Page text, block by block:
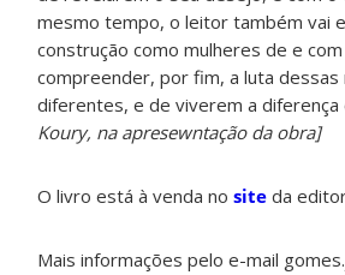
mesmo tempo, o leitor também vai
construção como mulheres de e
compreender, por fim, a luta
diferentes, e de viverem a diferença
Koury, na apresewntação da obra]
O livro está à venda no site da
Mais informações pelo e-mail